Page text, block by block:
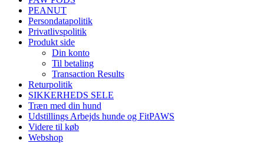
PEANUT
Persondatapolitik
Privatlivspolitik
Produkt side
Din konto
Til betaling
Transaction Results
Returpolitik
SIKKERHEDS SELE
Træn med din hund
Udstillings Arbejds hunde og FitPAWS
Videre til køb
Webshop